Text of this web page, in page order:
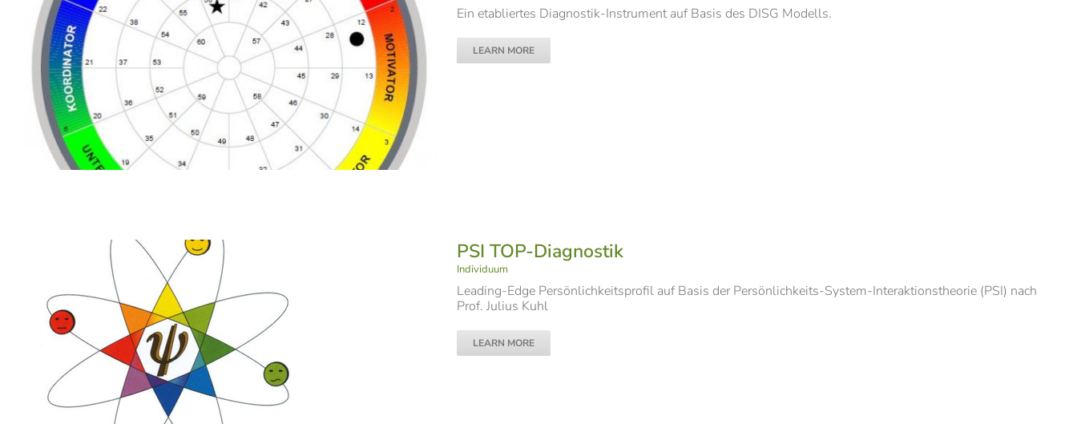
Ein etabliertes Diagnostik-Instrument auf Basis des DISG Modells.
LEARN MORE
PSI TOP-Diagnostik
Individuum
Leading-Edge Persönlichkeitsprofil auf Basis der Persönlichkeits-System-Interaktionstheorie (PSI) nach
Prof. Julius Kuhl
LEARN MORE